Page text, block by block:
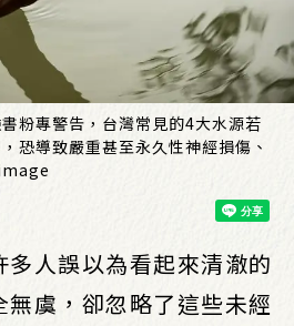
粉專警告，台灣常見的4大水源若
恐導致嚴重甚至永久性神經損傷、
人誤以為看起來清澈的
虞，卻忽略了這些未經